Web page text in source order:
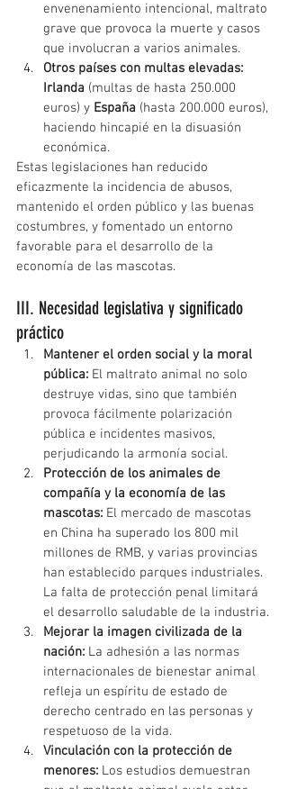
envenenamiento intencional, maltrato
grave que provoca la muerte y casos
que involucran a varios animales.
Otros países con multas elevadas:
Irlanda (multas de hasta 250.000
euros) y España (hasta 200.000 euros),
haciendo hincapié en la disuasión
económica.
Estas legislaciones han reducido
eficazmente la incidencia de abusos,
mantenido el orden público y las buenas
costumbres, y fomentado un entorno
favorable para el desarrollo de la
economía de las mascotas.
III. Necesidad legislativa y significado
práctico
Mantener el orden social y la moral
pública: El maltrato animal no solo
destruye vidas, sino que también
provoca fácilmente polarización
pública e incidentes masivos,
perjudicando la armonía social.
Protección de los animales de
compañía y la economía de las
mascotas: El mercado de mascotas
en China ha superado los 800 mil
millones de RMB, y varias provincias
han establecido parques industriales.
La falta de protección penal limitará
el desarrollo saludable de la industria.
Mejorar la imagen civilizada de la
nación: La adhesión a las normas
internacionales de bienestar animal
refleja un espíritu de estado de
derecho centrado en las personas y
respetuoso de la vida.
Vinculación con la protección de
menores: Los estudios demuestran